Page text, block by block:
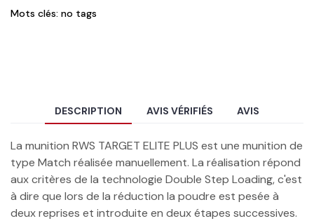
Mots clés: no tags
DESCRIPTION AVIS VÉRIFIÉS AVIS
La munition RWS TARGET ELITE PLUS est une munition de
type Match réalisée manuellement. La réalisation répond
aux critères de la technologie Double Step Loading, c'est
à dire que lors de la réduction la poudre est pesée à
deux reprises et introduite en deux étapes successives.